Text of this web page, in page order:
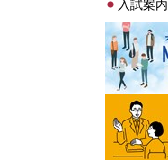
入試案内